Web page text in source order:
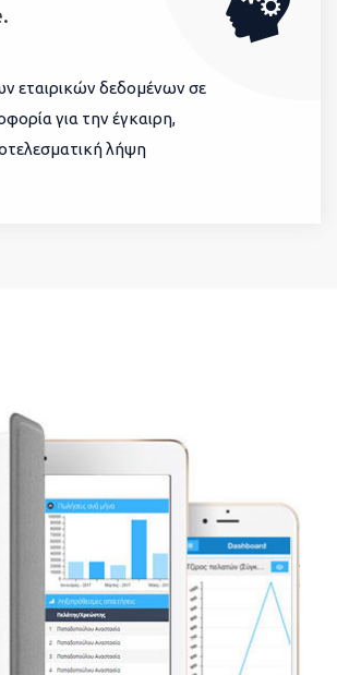
εταιρικών δεδομένων σε
για την έγκαιρη,
λήψη